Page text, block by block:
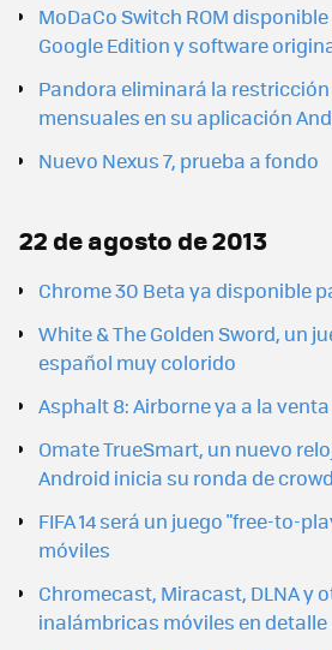
MoDaCo Switch ROM
Google Edition y software
Pandora eliminará la
mensuales en su aplicación
Nuevo Nexus 7, prueba a fondo
22 de agosto de 2013
Chrome 30 Beta ya disponible
White & The Golden Sword, un
español muy colorido
Asphalt 8: Airborne ya a la
Omate TrueSmart, un nuevo
Android inicia su ronda de
FIFA 14 será un juego "free-to-
móviles
Chromecast, Miracast, DLNA y
inalámbricas móviles en detalle